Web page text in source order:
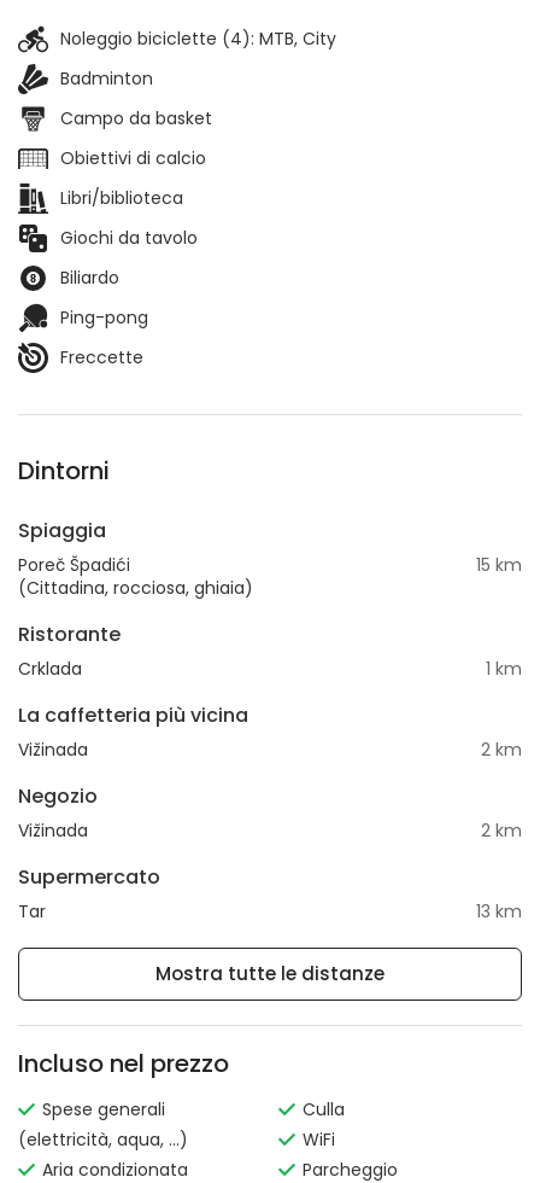
Noleggio biciclette (4): MTB City
Badminton
Campo da basket
Obiettivi di calcio
Libri/biblioteca
Giochi da tavolo
Biliardo
Ping-pong
Freccette
Dintorni
Spiaggia
Poreč Špadići
(Cittadina, rocciosa, ghiaia)
15 km
Ristorante
Crklada 1 km
La caffetteria più vicina
Vižinada 2 km
Negozio
Vižinada 2 km
Supermercato
Tar 13 km
Mostra tutte le distanze
Incluso nel prezzo
Spese generali
(elettricità, aqua, ...)
Aria condizionata
Culla
WiFi
Parcheggio